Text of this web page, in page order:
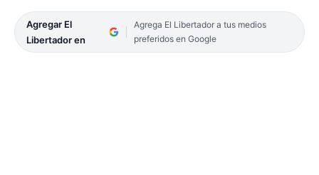
Agregar El
Libertador en
Agrega El Libertador a tus medios
preferidos en Google